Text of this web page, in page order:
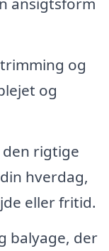
og
og
rigtige
hverdag,
eller fritid.
balyage, der